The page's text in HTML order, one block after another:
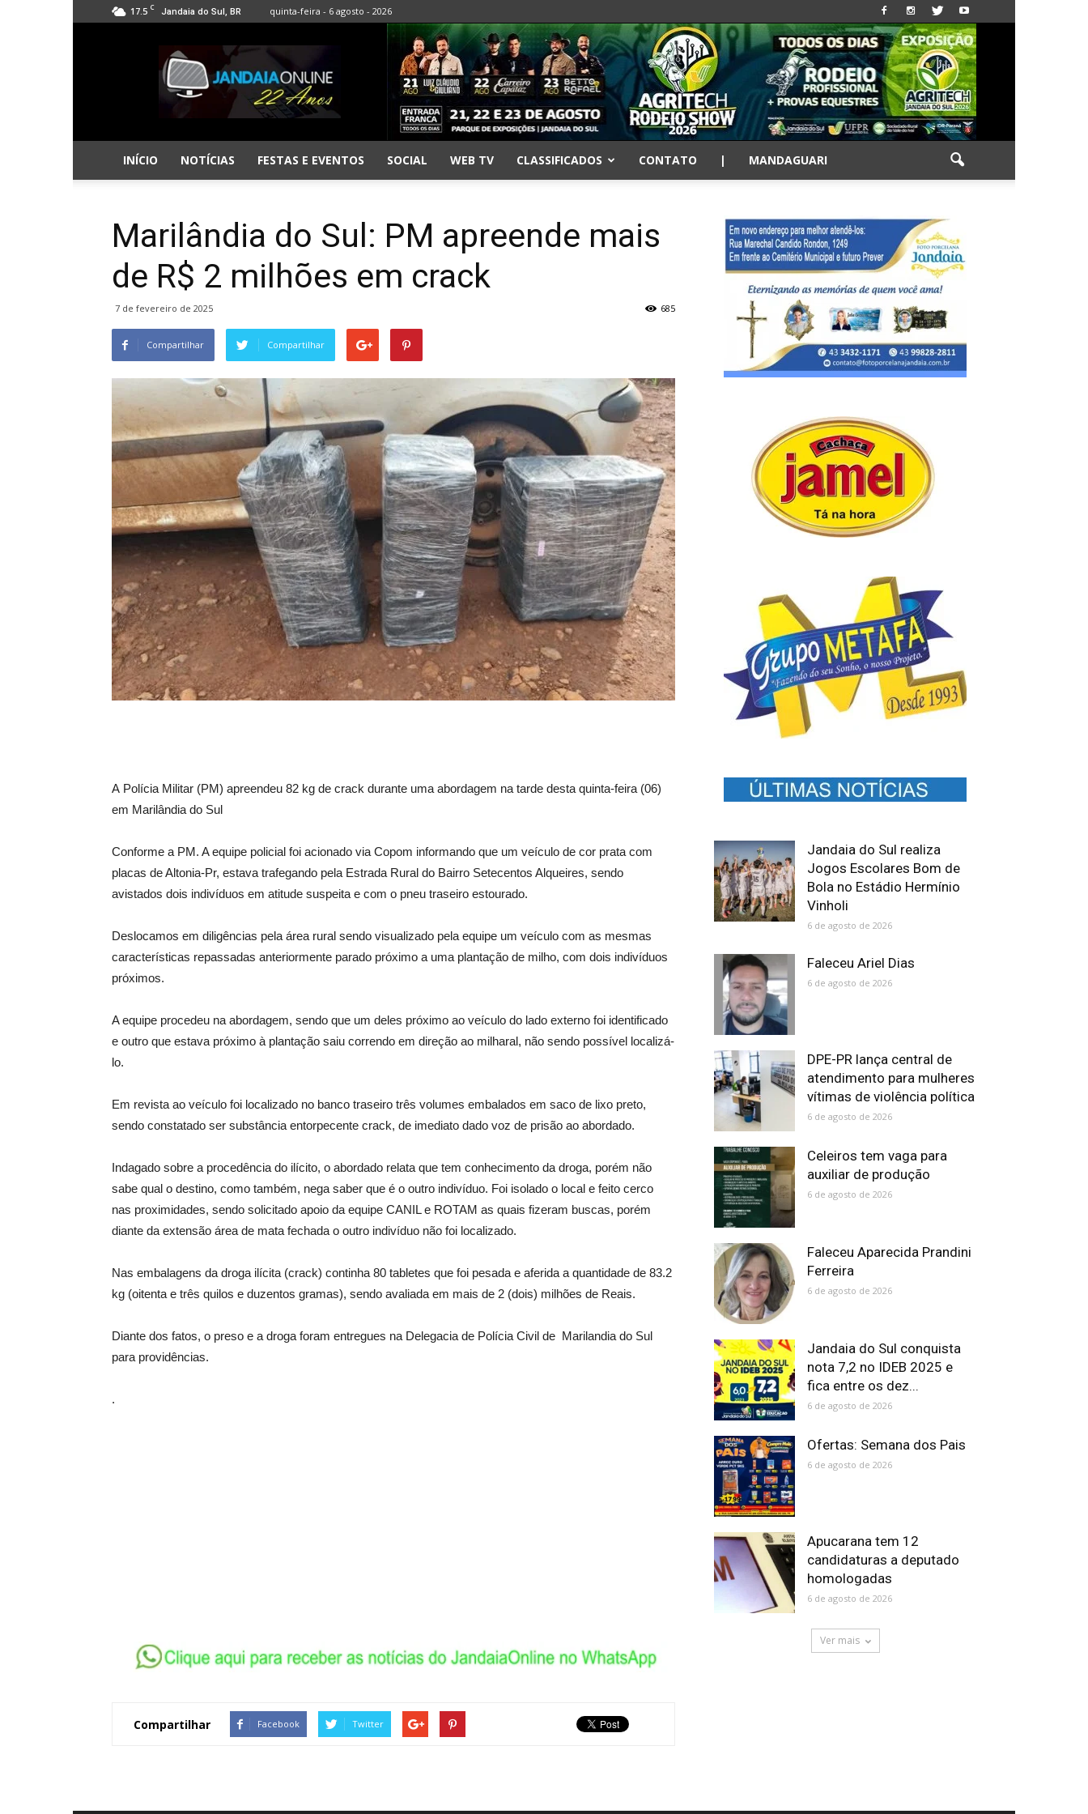
17.5 C Jandaia do Sul, BR quinta-feira - 6 agosto - 2026
Jandaia
Online
INÍCIO NOTÍCIAS FESTAS E EVENTOS SOCIAL WEB TV CLASSIFICADOS CONTATO | MANDAGUARI
Marilândia do Sul: PM apreende mais
de R$ 2 milhões em crack
7 de fevereiro de 2025 685
Compartilhar Compartilhar
A Polícia Militar (PM) apreendeu 82 kg de crack durante uma abordagem na tarde desta quinta-feira (06)
em Marilândia do Sul
Conforme a PM. A equipe policial foi acionado via Copom informando que um veículo de cor prata com
placas de Altonia-Pr, estava trafegando pela Estrada Rural do Bairro Setecentos Alqueires, sendo
avistados dois indivíduos em atitude suspeita e com o pneu traseiro estourado.
Deslocamos em diligências pela área rural sendo visualizado pela equipe um veículo com as mesmas
características repassadas anteriormente parado próximo a uma plantação de milho, com dois indivíduos
próximos.
A equipe procedeu na abordagem, sendo que um deles próximo ao veículo do lado externo foi identificado
e outro que estava próximo à plantação saiu correndo em direção ao milharal, não sendo possível localizá-
lo.
Em revista ao veículo foi localizado no banco traseiro três volumes embalados em saco de lixo preto,
sendo constatado ser substância entorpecente crack, de imediato dado voz de prisão ao abordado.
Indagado sobre a procedência do ilícito, o abordado relata que tem conhecimento da droga, porém não
sabe qual o destino, como também, nega saber que é o outro indivíduo. Foi isolado o local e feito cerco
nas proximidades, sendo solicitado apoio da equipe CANIL e ROTAM as quais fizeram buscas, porém
diante da extensão área de mata fechada o outro indivíduo não foi localizado.
Nas embalagens da droga ilícita (crack) continha 80 tabletes que foi pesada e aferida a quantidade de 83.2
kg (oitenta e três quilos e duzentos gramas), sendo avaliada em mais de 2 (dois) milhões de Reais.
Diante dos fatos, o preso e a droga foram entregues na Delegacia de Polícia Civil de Marilandia do Sul
para providências.
.
Compartilhar Facebook Twitter
Jandaia do Sul realiza
Jogos Escolares Bom de
Bola no Estádio Hermínio
Vinholi
6 de agosto de 2026
Faleceu Ariel Dias
6 de agosto de 2026
DPE-PR lança central de
atendimento para mulheres
vítimas de violência política
6 de agosto de 2026
Celeiros tem vaga para
auxiliar de produção
6 de agosto de 2026
Faleceu Aparecida Prandini
Ferreira
6 de agosto de 2026
Jandaia do Sul conquista
nota 7,2 no IDEB 2025 e
fica entre os dez...
6 de agosto de 2026
Ofertas: Semana dos Pais
6 de agosto de 2026
Apucarana tem 12
candidaturas a deputado
homologadas
6 de agosto de 2026
Ver mais